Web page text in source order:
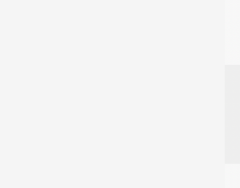
さわしくないと判断した方は、参